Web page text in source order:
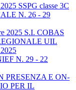
SSPG classe 3C
N. 26 - 29
2025 S.I. COBAS
UIL
N. 29 - 22
PRESENZA E ON-
PER IL